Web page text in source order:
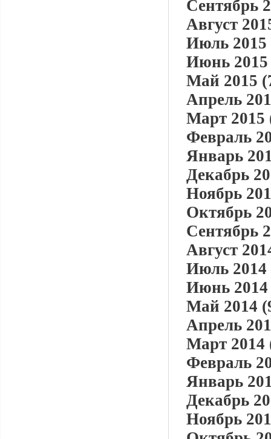
Сентябрь
Август
Июль 2015
Июнь 2015
Май 2015
Апрель
Март 2015
Февраль
Январь
Декабрь
Ноябрь
Октябрь
Сентябрь
Август
Июль 2014
Июнь 2014
Май 2014
Апрель
Март 2014
Февраль
Январь
Декабрь
Ноябрь